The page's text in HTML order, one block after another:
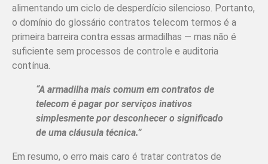
alimentando um ciclo de desperdício silencioso. Portanto,
o domínio do glossário contratos telecom termos é a
primeira barreira contra essas armadilhas — mas não é
suficiente sem processos de controle e auditoria
contínua.
“A armadilha mais comum em contratos de
telecom é pagar por serviços inativos
simplesmente por desconhecer o significado
de uma cláusula técnica.”
Em resumo, o erro mais caro é tratar contratos de